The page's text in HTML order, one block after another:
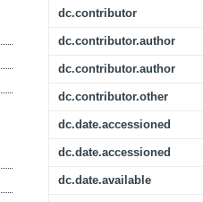
dc.contributor
dc.contributor.author
dc.contributor.author
dc.contributor.other
dc.date.accessioned
dc.date.accessioned
dc.date.available